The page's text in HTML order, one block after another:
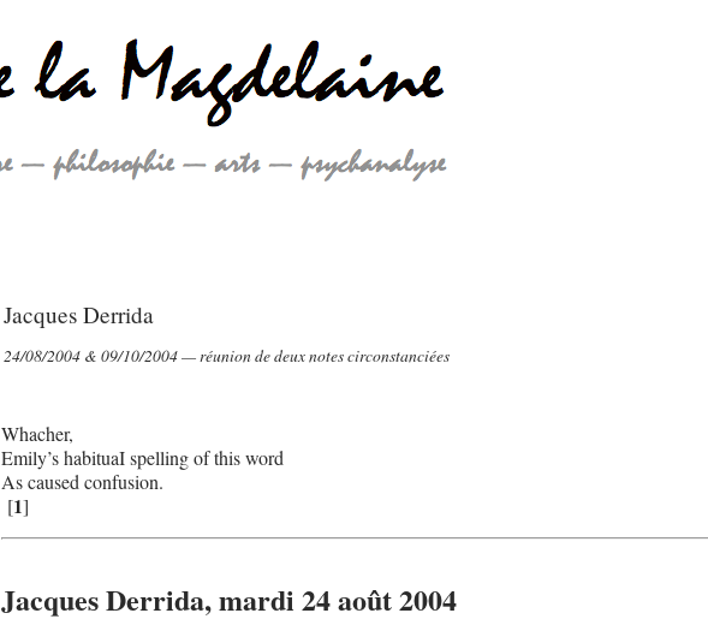
Jacques Derrida
24/08/2004 & 09/10/2004 — réunion de deux notes circonstanciées
Whacher,
Emily’s habituaI spelling of this word
As caused confusion.
[1]
Jacques Derrida, mardi 24 août 2004